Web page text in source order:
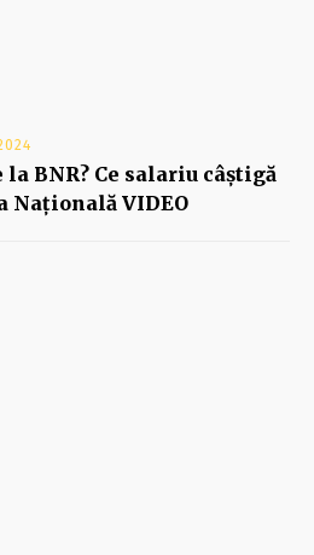
BNR? Ce salariu câştigă
Naţională VIDEO